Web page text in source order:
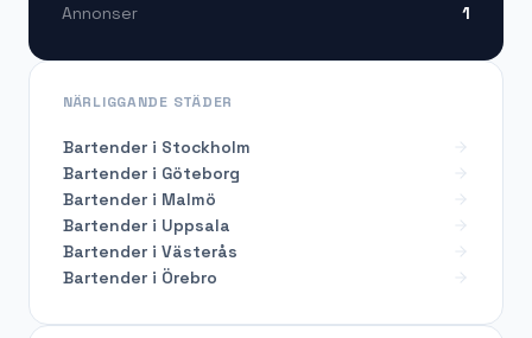
Annonser
1
NÄRLIGGANDE STÄDER
Bartender i Stockholm
Bartender i Göteborg
Bartender i Malmö
Bartender i Uppsala
Bartender i Västerås
Bartender i Örebro